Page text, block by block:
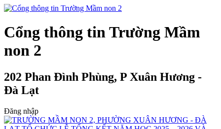
Cổng thông tin Trường Mầm
non 2
202 Phan Đình Phùng, P Xuân Hương -
Đà Lạt
Đăng nhập